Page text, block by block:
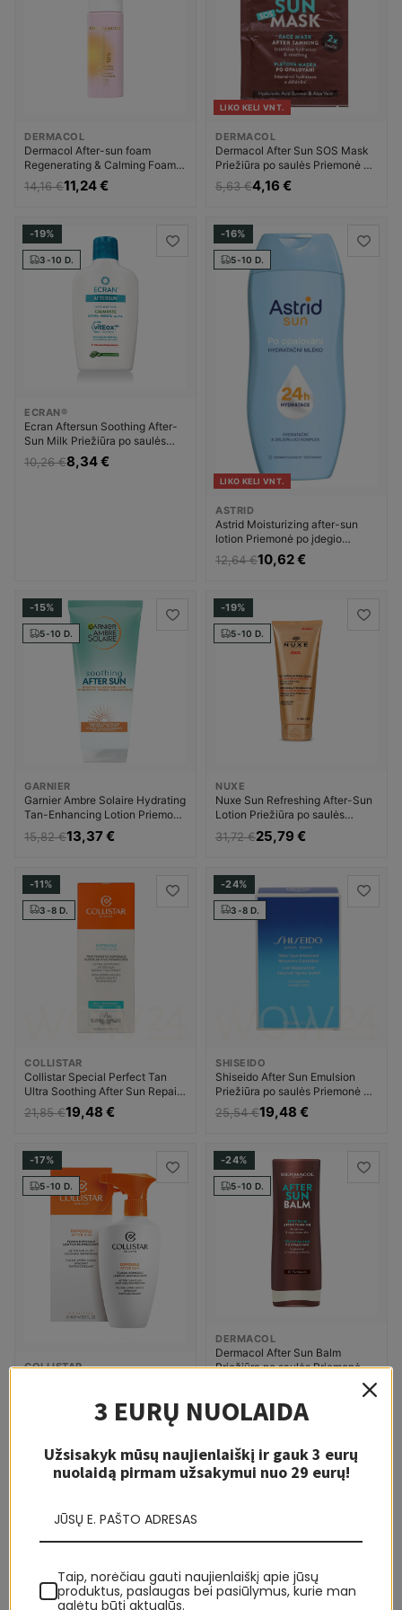
DERMACOL
Dermacol After-sun foam
Regenerating & Calming Foam
Priemonė po įdegio Moterims
14,16 €11,24 €
LIKO KELI VNT.
DERMACOL
Dermacol After Sun SOS Mask
Priežiūra po saulės Priemonė po
įdegio Unisex
5,63 €4,16 €
-19%
3-10 D.
ECRAN®
Ecran Aftersun Soothing After-
Sun Milk Priežiūra po saulės
Priemonė po įdegio Unisex
10,26 €8,34 €
-16%
5-10 D.
LIKO KELI VNT.
ASTRID
Astrid Moisturizing after-sun
lotion Priemonė po įdegio
Unisex
12,64 €10,62 €
-15%
5-10 D.
GARNIER
Garnier Ambre Solaire Hydrating
Tan-Enhancing Lotion Priemonė
po įdegio Moterims
15,82 €13,37 €
-19%
5-10 D.
NUXE
Nuxe Sun Refreshing After-Sun
Lotion Priežiūra po saulės
Priemonė po įdegio Unisex
31,72 €25,79 €
-11%
3-8 D.
COLLISTAR
Collistar Special Perfect Tan
Ultra Soothing After Sun Repair
Treatment Priežiūra po saulės
Priemonė po įdegio Moterims
21,85 €19,48 €
-24%
3-8 D.
SHISEIDO
Shiseido After Sun Emulsion
Priežiūra po saulės Priemonė po
įdegio Moterims
25,54 €19,48 €
-17%
5-10 D.
COLLISTAR
saulės Priemonė po įdegio
27,73 €
-24%
5-10 D.
DERMACOL
Dermacol After Sun Balm
Priežiūra po saulės Priemonė po
-19% -19%
3 EURŲ NUOLAIDA
Užsisakyk mūsų naujienlaiškį ir gauk 3 eurų
nuolaidą pirmam užsakymui nuo 29 eurų!
Taip, norėčiau gauti naujienlaiškį apie jūsų
produktus, paslaugas bei pasiūlymus, kurie man
galėtų būti aktualūs.